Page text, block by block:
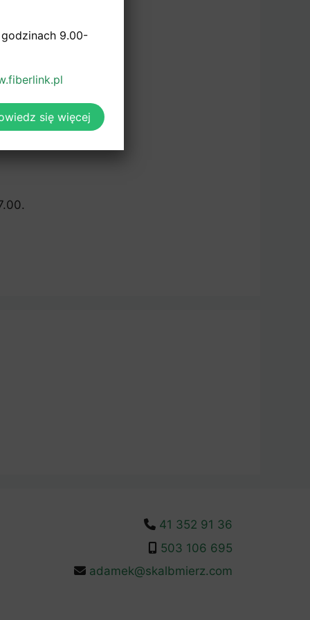
41 352 91 36
503 106 695
adamek@skalbmierz.com
9.00-
się więcej